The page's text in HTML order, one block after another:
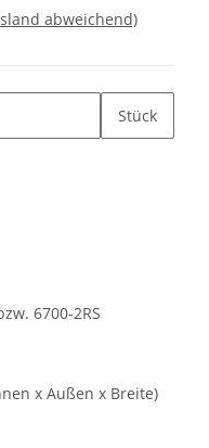
abweichend)
Stück
6700-2RS
x Außen x Breite)